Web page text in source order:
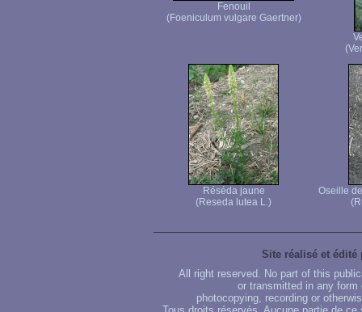
Fenouil
(Foeniculum vulgare Gaertner)
Réséda jaune
(Reseda lutea L.)
Oseille
Site réalisé et édité
All right reserved. No part of this
or transmitted in any
photocopying, recording or